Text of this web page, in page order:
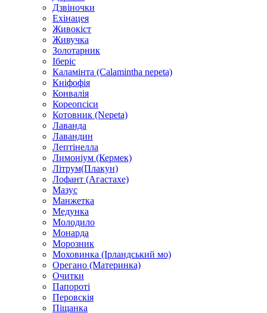
Дзвіночки
Ехінацея
Живокіст
Живучка
Золотарник
Іберіс
Каламінта (Calamintha nepeta)
Кніфофія
Конвалія
Кореопсіси
Котовник (Nepeta)
Лаванда
Лавандин
Лептінелла
Лимоніум (Кермек)
Літрум(Плакун)
Лофант (Агастахе)
Мазус
Манжетка
Медунка
Молодило
Монарда
Морозник
Моховинка (Ірландський мо)
Орегано (Материнка)
Очитки
Папороті
Перовскія
Піщанка